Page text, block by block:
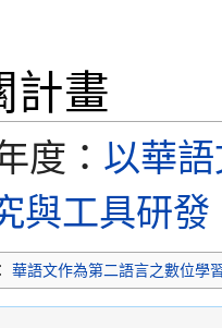
計畫
度： 以華
與工具研發
： 華語文作為第二語言之數位學